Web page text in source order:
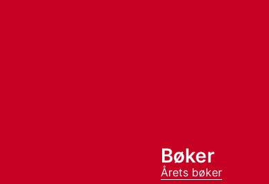
Bøker
Årets bøker